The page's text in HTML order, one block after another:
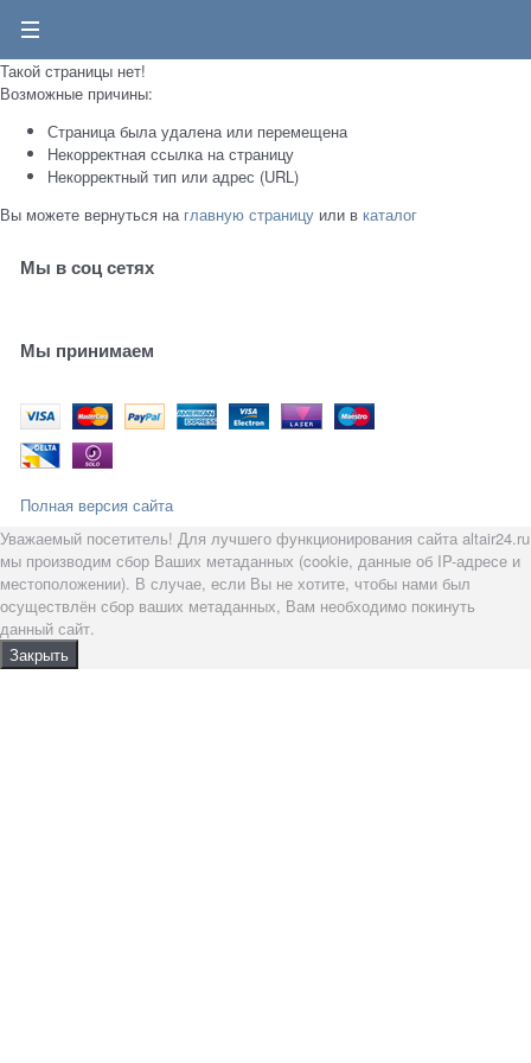
Такой страницы нет!
Возможные причины:
Страница была удалена или перемещена
Некорректная ссылка на страницу
Некорректный тип или адрес (URL)
Вы можете вернуться на главную страницу или в каталог
Мы в соц сетях
Мы принимаем
Полная версия сайта
Уважаемый посетитель! Для лучшего функционирования сайта altair24.ru
мы производим сбор Ваших метаданных (cookie, данные об IP-адресе и
местоположении). В случае, если Вы не хотите, чтобы нами был
осуществлён сбор ваших метаданных, Вам необходимо покинуть
данный сайт.
Закрыть